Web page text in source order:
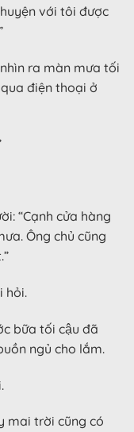
với tôi được
ra màn mưa tối
điện thoại ở
“Cạnh cửa hàng
Ông chủ cũng
hỏi.
bữa tối cậu đã
ngủ cho lắm.
mai trời cũng có